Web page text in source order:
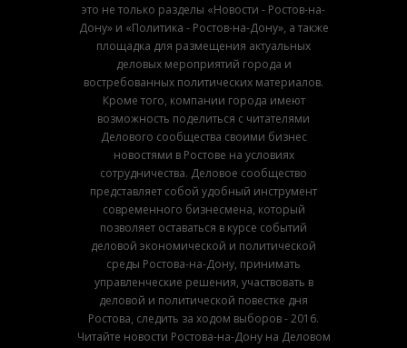
это не только разделы «Новости - Ростов-на-
Дону» и «Политика - Ростов-на-Дону», а также
площадка для размещения актуальных
деловых мероприятий города и
востребованных политических материалов.
Кроме того, компании города имеют
возможность поделиться с читателями
Делового сообщества своими бизнес
новостями в Ростове на условиях
сотрудничества. Деловое сообщество
представляет собой удобный инструмент
современного бизнесмена, который
позволяет оставаться в курсе событий
деловой экономической и политической
среды Ростова-на-Дону, принимать
управленческие решения, участвовать в
деловой и политической повестке дня
Ростова, следить за ходом выборов - 2016.
Читайте новости Ростова-на-Дону на Деловом